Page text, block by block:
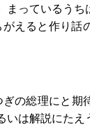
っているう
えると作り話
の総理にと期
は解説にたえ